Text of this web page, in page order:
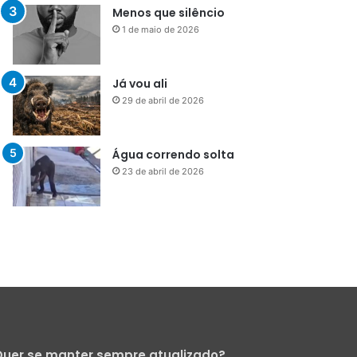
Menos que silêncio
1 de maio de 2026
Já vou ali
29 de abril de 2026
Água correndo solta
23 de abril de 2026